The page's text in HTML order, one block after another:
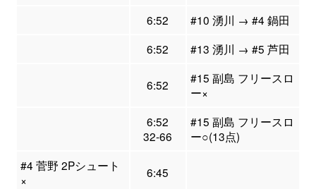
6:52
#10 湧川 → #4 鍋田
6:52
#13 湧川 → #5 芦田
6:52
#15 副島 フリースロ
ー×
6:52
32-66
#15 副島 フリースロ
ー○(13点)
#4 菅野 2Pシュート
×
6:45